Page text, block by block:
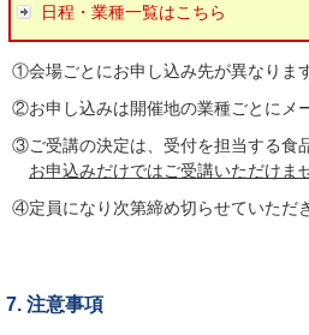
日程・業種一覧はこちら
①会場ごとにお申し込み先が異なりま
②お申し込みは開催地の業種ごとにメ
③ご受講の決定は、受付を担当する食
お申込みだけではご受講いただけま
④定員になり次第締め切らせていただ
7. 注意事項